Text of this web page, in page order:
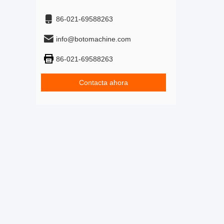
86-021-69588263
info@botomachine.com
86-021-69588263
Contacta ahora